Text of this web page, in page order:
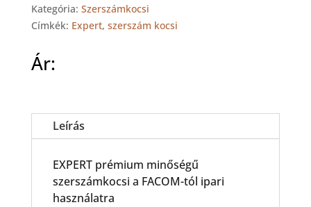
Kategória: Szerszámkocsi
Címkék: Expert, szerszám kocsi
Ár:
Leírás
EXPERT prémium minőségű
szerszámkocsi a FACOM-tól ipari
használatra